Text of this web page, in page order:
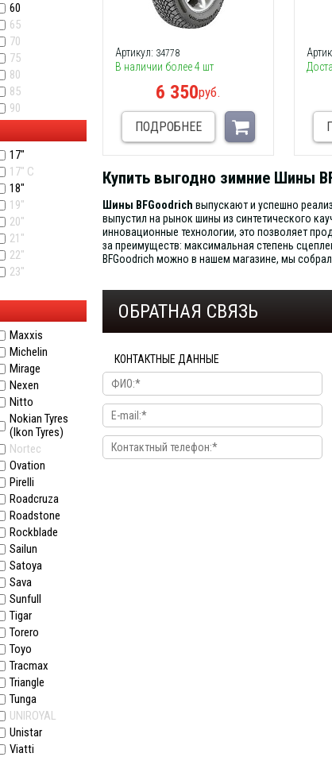
60
65
70
75
80
85
90
17"
17" C
18"
19"
20"
21"
22"
23"
Maxxis
Michelin
Mirage
Nexen
Nitto
Nokian Tyres
(Ikon Tyres)
Nortec
Ovation
Pirelli
Roadcruza
Roadstone
Rockblade
Sailun
Satoya
Sava
Sunfull
Tigar
Torero
Toyo
Tracmax
Triangle
Tunga
UNIROYAL
Unistar
Viatti
Артикул: 34778
В наличии более 4 шт
6 350руб.
ПОДРОБНЕЕ
Купить выгодно зимние Шины
Шины BFGoodrich выпускают и успешно
выпустил на рынок шины из синтетического
инновационные технологии, это позволяет
за преимуществ: максимальная степень
BFGoodrich можно в нашем магазине, мы
ОБРАТНАЯ СВЯЗЬ
КОНТАКТНЫЕ ДАННЫЕ